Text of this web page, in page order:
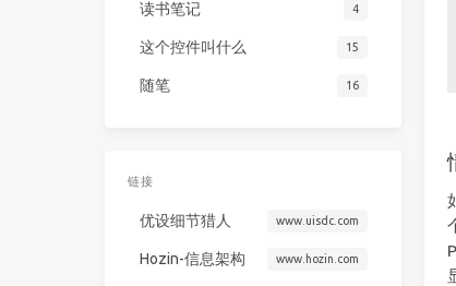
读书笔记 4
这个控件叫什么 15
随笔 16
链接
优设细节猎人 www.uisdc.com
Hozin-信息架构 www.hozin.com